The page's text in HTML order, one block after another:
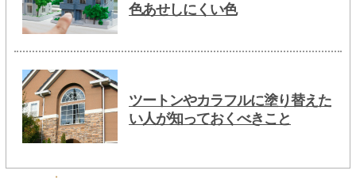
色あせしにくい色
ツートンやカラフルに塗り替えた
い人が知っておくべきこと